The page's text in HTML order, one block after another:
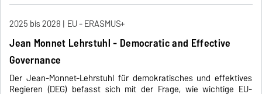
2025 bis 2028 EU - ERASMUS+
Jean Monnet Lehrstuhl - Democratic and Effective
Governance
Der Jean-Monnet-Lehrstuhl für demokratisches und effektives
Regieren (DEG) befasst sich mit der Frage, wie wichtige EU-